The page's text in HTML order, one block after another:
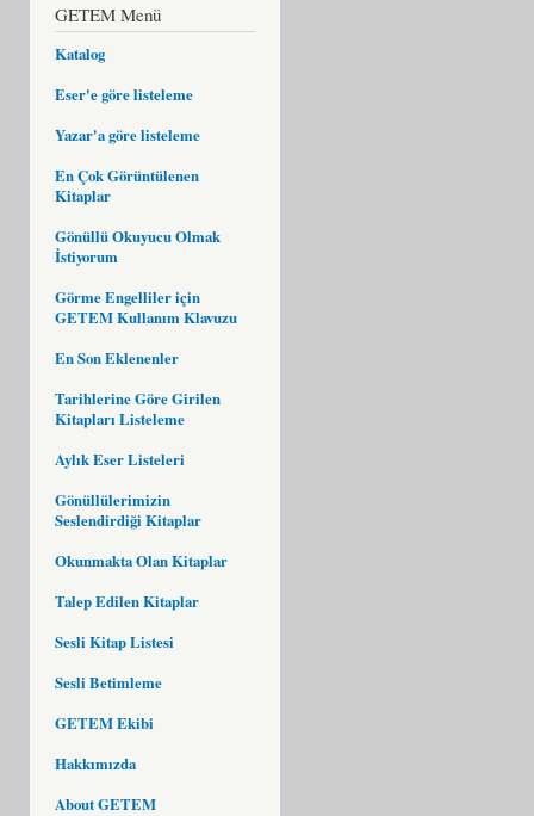
GETEM Menü
Katalog
Eser'e göre listeleme
Yazar'a göre listeleme
En Çok Görüntülenen
Kitaplar
Gönüllü Okuyucu Olmak
İstiyorum
Görme Engelliler için
GETEM Kullanım Klavuzu
En Son Eklenenler
Tarihlerine Göre Girilen
Kitapları Listeleme
Aylık Eser Listeleri
Gönüllülerimizin
Seslendirdiği Kitaplar
Okunmakta Olan Kitaplar
Talep Edilen Kitaplar
Sesli Kitap Listesi
Sesli Betimleme
GETEM Ekibi
Hakkımızda
About GETEM